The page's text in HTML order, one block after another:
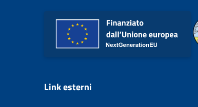
Link esterni